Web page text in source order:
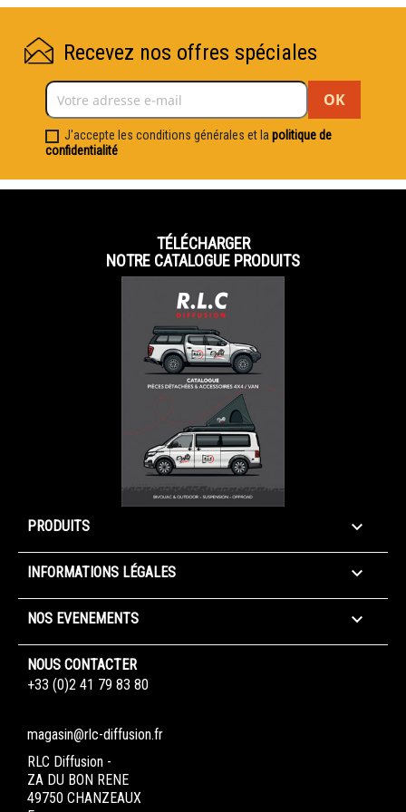
Recevez nos offres spéciales
J'accepte les conditions générales et la politique de
confidentialité
TÉLÉCHARGER
NOTRE CATALOGUE PRODUITS
PRODUITS 
INFORMATIONS LÉGALES 
NOS EVENEMENTS 
NOUS CONTACTER
+33 (0)2 41 79 83 80
magasin@rlc-diffusion.fr
RLC Diffusion -
ZA DU BON RENE
49750 CHANZEAUX